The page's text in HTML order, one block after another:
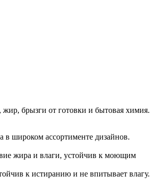
брызги от готовки и бытовая химия.
в широком ассортименте дизайнов.
жира и влаги, устойчив к моющим
к истиранию и не впитывает влагу.